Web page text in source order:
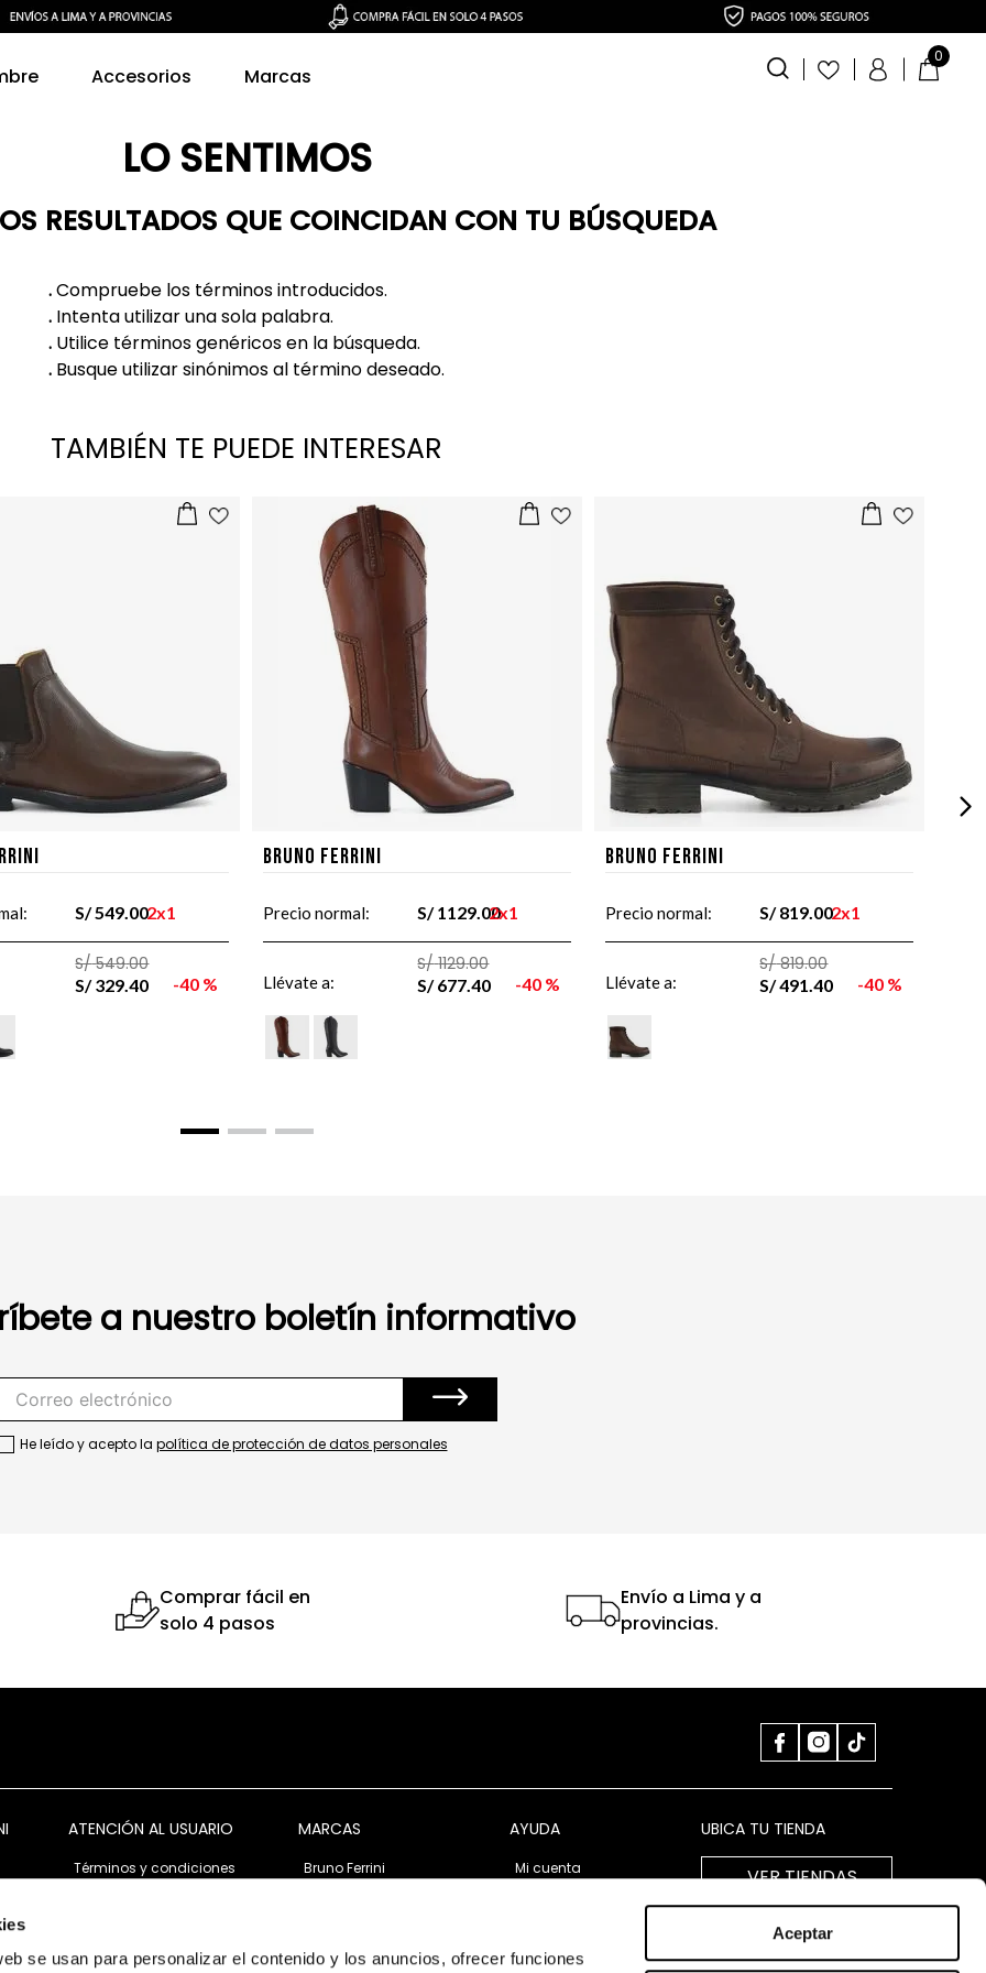
se usan para personalizar el contenido y los anuncios, ofrecer funciones
Aceptar
Accesorios Marcas
0
LO SENTIMOS
RESULTADOS QUE COINCIDAN CON TU BÚSQUEDA
.Compruebe los términos introducidos.
. Intenta utilizar una sola palabra.
. Utilice términos genéricos en la búsqueda.
. Busque utilizar sinónimos al término deseado.
TAMBIÉN TE PUEDE INTERESAR
S/549 002x1
S/ 549.00
S/329 .40 40 %
Bruno Ferrini
Precio normal: S/1129 00
2x1
Llévate a:
S/ 1129.00
S/677 .40 40 %
Bruno Ferrini
Precio normal: S/819 002x1
Llévate a:
S/ 819.00
S/491 .40 40 %
a nuestro boletín informativo
He leído y acepto la política de protección de datos personales
Comprar fácil en
solo 4 pasos
Envío a Lima y a
provincias.
ATENCIÓN AL USUARIO
Términos y condiciones
Política de cookies
MARCAS
Bruno Ferrini
Stacy Adams
AYUDA
Mi cuenta
UBICA TU TIENDA
VER TIENDAS
LIBRO DE RECLAMACIONES